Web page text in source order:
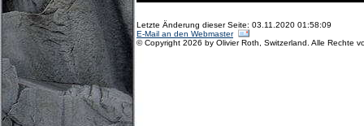
Letzte Änderung dieser Seite: 03.11.2020 01:58:09
E-Mail an den Webmaster
© Copyright 2026 by Olivier Roth, Switzerland. Alle Rechte